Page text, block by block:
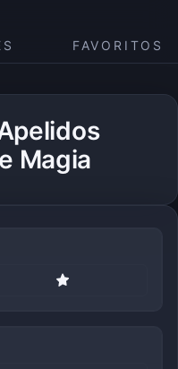
FAVORITOS
Magia